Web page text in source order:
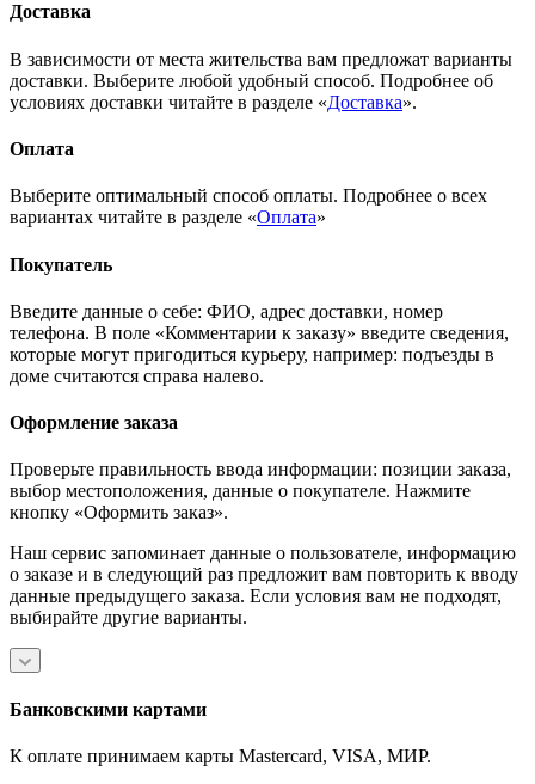
Доставка
В зависимости от места жительства вам предложат варианты
доставки. Выберите любой удобный способ. Подробнее об
условиях доставки читайте в разделе «Доставка».
Оплата
Выберите оптимальный способ оплаты. Подробнее о всех
вариантах читайте в разделе «Оплата»
Покупатель
Введите данные о себе: ФИО, адрес доставки, номер
телефона. В поле «Комментарии к заказу» введите сведения,
которые могут пригодиться курьеру, например: подъезды в
доме считаются справа налево.
Оформление заказа
Проверьте правильность ввода информации: позиции заказа,
выбор местоположения, данные о покупателе. Нажмите
кнопку «Оформить заказ».
Наш сервис запоминает данные о пользователе, информацию
о заказе и в следующий раз предложит вам повторить к вводу
данные предыдущего заказа. Если условия вам не подходят,
выбирайте другие варианты.
Банковскими картами
К оплате принимаем карты Mastercard, VISA, МИР.